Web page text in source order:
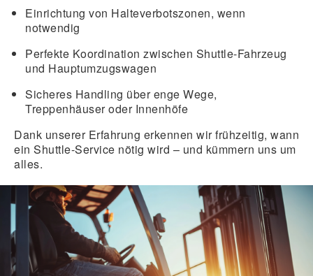
Einrichtung von Halteverbotszonen, wenn
notwendig
Perfekte Koordination zwischen Shuttle-Fahrzeug
und Hauptumzugswagen
Sicheres Handling über enge Wege,
Treppenhäuser oder Innenhöfe
Dank unserer Erfahrung erkennen wir frühzeitig, wann
ein Shuttle-Service nötig wird – und kümmern uns um
alles.